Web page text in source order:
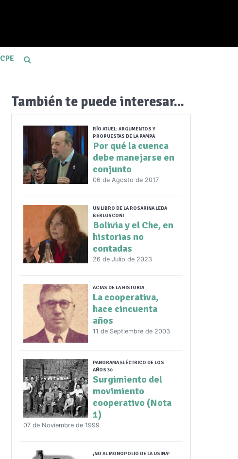
CPE
También te puede interesar...
RÍO ATUEL: ARGUMENTOS Y
PROPUESTAS DE LA PAMPA
Por qué la cuenca
debe manejarse en
conjunto
06 de Agosto de 2017
UN LIBRO DE LA ROSARINA LEDA
BERLUSCONI
Bolivia y el Che, en
historias no
contadas
26 de Julio de 2023
ACTAS DE LA HISTORIA
La cooperativa,
hace cincuenta
años
11 de Septiembre de 2003
PANORAMA ELÉCTRICO DE LOS
AÑOS 30
Surgimiento del
movimiento
cooperativo (Nota
1)
07 de Noviembre de 1999
¡NO AL MONOPOLIO DE LA USINA!